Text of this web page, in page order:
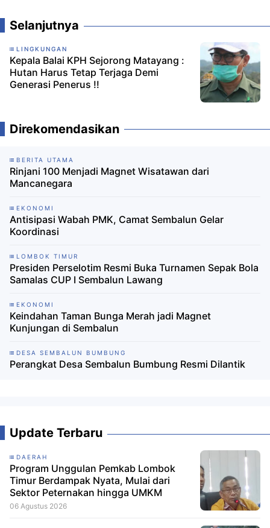
Selanjutnya
LINGKUNGAN
Kepala Balai KPH Sejorong Matayang :
Hutan Harus Tetap Terjaga Demi
Generasi Penerus !!
Direkomendasikan
BERITA UTAMA
Rinjani 100 Menjadi Magnet Wisatawan dari
Mancanegara
EKONOMI
Antisipasi Wabah PMK, Camat Sembalun Gelar
Koordinasi
LOMBOK TIMUR
Presiden Perselotim Resmi Buka Turnamen Sepak Bola
Samalas CUP I Sembalun Lawang
EKONOMI
Keindahan Taman Bunga Merah jadi Magnet
Kunjungan di Sembalun
DESA SEMBALUN BUMBUNG
Perangkat Desa Sembalun Bumbung Resmi Dilantik
Update Terbaru
DAERAH
Program Unggulan Pemkab Lombok
Timur Berdampak Nyata, Mulai dari
Sektor Peternakan hingga UMKM
06 Agustus 2026